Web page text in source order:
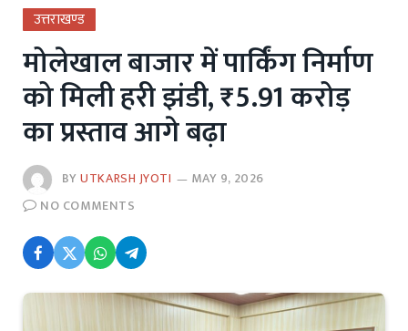
उत्तराखण्ड
मोलेखाल बाजार में पार्किंग निर्माण
को मिली हरी झंडी, ₹5.91 करोड़
का प्रस्ताव आगे बढ़ा
BYUTKARSH JYOTI
MAY 9, 2026
NO COMMENTS